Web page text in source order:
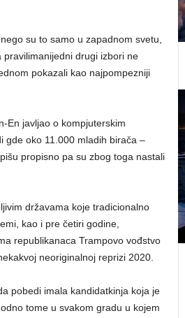
su to samo u zapadnom svetu,
drugi izbori ne
pokazali kao najpompezniji
En javljao o kompjuterskim
gde oko 11.000 mladih birača –
propisno pa su zbog toga nastali
državama koje tradicionalno
kao i pre četiri godine,
republikanaca Trampovo vođstvo
neoriginalnoj reprizi 2020.
pobedi imala kandidatkinja koja je
tome u svakom gradu u kojem